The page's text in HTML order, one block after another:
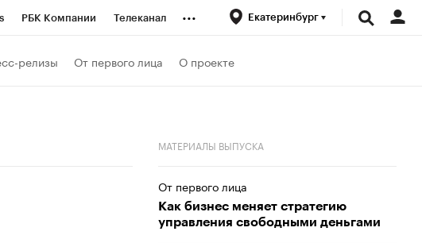
РБК Компании Телеканал ... Екатеринбург
релизы От первого лица О проекте
МАТЕРИАЛЫ ВЫПУСКА
От первого лица
Как бизнес меняет стратегию
управления свободными деньгами